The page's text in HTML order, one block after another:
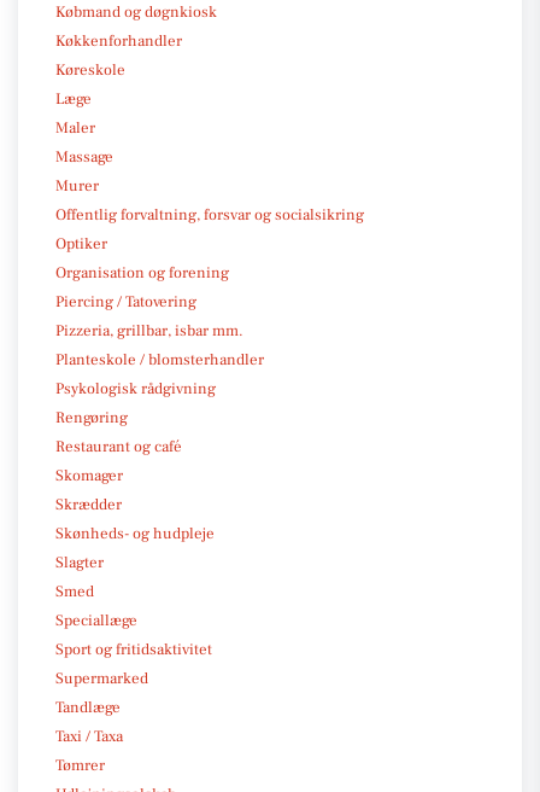
Købmand og døgnkiosk
Køkkenforhandler
Køreskole
Læge
Maler
Massage
Murer
Offentlig forvaltning, forsvar og socialsikring
Optiker
Organisation og forening
Piercing / Tatovering
Pizzeria, grillbar, isbar mm.
Planteskole / blomsterhandler
Psykologisk rådgivning
Rengøring
Restaurant og café
Skomager
Skrædder
Skønheds- og hudpleje
Slagter
Smed
Speciallæge
Sport og fritidsaktivitet
Supermarked
Tandlæge
Taxi / Taxa
Tømrer